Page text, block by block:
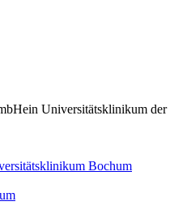
ein Universitätsklinikum der
Bochum